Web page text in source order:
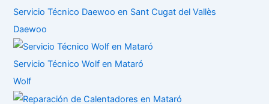
Servicio Técnico Daewoo en Sant Cugat del Vallès
Daewoo
Servicio Técnico Wolf en Mataró
Wolf